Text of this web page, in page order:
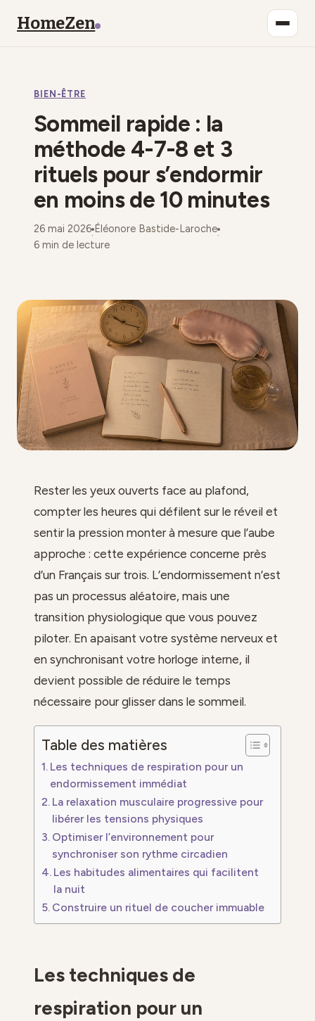
HomeZen
Maison
Mode
Déco
BIEN-ÊTRE
Sommeil rapide : la
méthode 4-7-8 et 3
rituels pour s’endormir
en moins de 10 minutes
26 mai 2026
·
Éléonore Bastide-Laroche
·
6 min de lecture
Rester les yeux ouverts face au plafond,
compter les heures qui défilent sur le réveil et
sentir la pression monter à mesure que l’aube
approche : cette expérience concerne près
d’un Français sur trois. L’endormissement n’est
pas un processus aléatoire, mais une
transition physiologique que vous pouvez
piloter. En apaisant votre système nerveux et
en synchronisant votre horloge interne, il
devient possible de réduire le temps
nécessaire pour glisser dans le sommeil.
Table des matières
Les techniques de respiration pour un
endormissement immédiat
La relaxation musculaire progressive pour
libérer les tensions physiques
Optimiser l’environnement pour
synchroniser son rythme circadien
Les habitudes alimentaires qui facilitent
la nuit
Construire un rituel de coucher immuable
Les techniques de
respiration pour un